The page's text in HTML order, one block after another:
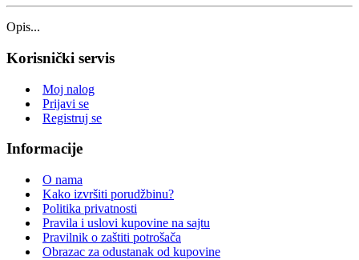
Opis...
Korisnički servis
Moj nalog
Prijavi se
Registruj se
Informacije
O nama
Kako izvršiti porudžbinu?
Politika privatnosti
Pravila i uslovi kupovine na sajtu
Pravilnik o zaštiti potrošača
Obrazac za odustanak od kupovine